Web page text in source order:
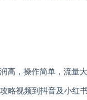
高，操作简单，流量
略视频到抖音及小红